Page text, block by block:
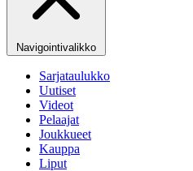
Navigointivalikko
Sarjataulukko
Uutiset
Videot
Pelaajat
Joukkueet
Kauppa
Liput